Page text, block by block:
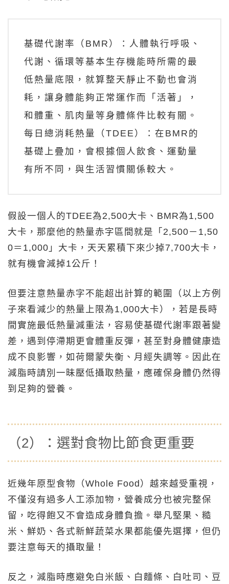
基礎代謝率（BMR）：人體執行呼吸、
代謝、循環等基本生存機能時所需的最
低熱量底限，就算整天靜止不動也會消
耗，讓身體能夠正常運作而「活著」，
和體重、肌肉量等身體條件比較有關。
每日總消耗熱量（TDEE）：在BMR的
基礎上疊加，會根據個人飲食、運動量
有所不同，與生活習慣關係較大。
假設一個人的TDEE為2,500大卡、BMR為1,500
大卡，那麼他的熱量赤字區間就是「2,500－1,50
0＝1,000」大卡，天天累積下來少掉7,700大卡，
就有機會減掉1公斤！
但要注意熱量赤字不能超出計算的範圍（以上方例
子來看減少的熱量上限為1,000大卡），若是長時
間實施最低熱量減重法，容易使基礎代謝率跟著變
差，遇到停滯期更會體重反彈，甚至對身體健康造
成不良影響，如荷爾蒙失衡、月經失調等。因此在
減脂時請別一昧壓低攝取熱量，應確保身體仍然得
到足夠的營養。
（2）：選對食物比節食更重要
近幾年原型食物（Whole Food）越來越受重視，
不僅沒有過多人工添加物，營養成分也被完整保
留，吃得飽又不會造成身體負擔。舉凡堅果、糙
米、鮮奶、各式新鮮蔬菜水果都能優先選擇，但仍
要注意每天的攝取量！
反之，減脂時應避免白米飯、白麵條、白吐司、豆